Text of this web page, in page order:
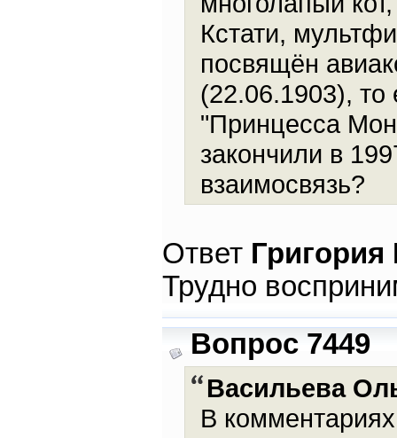
Кстати,
посвящён
(22.06.1903), то
"Принцесса
закончили в
взаимосвязь?
Ответ
Трудно
Вопрос 7449
Васильева
В